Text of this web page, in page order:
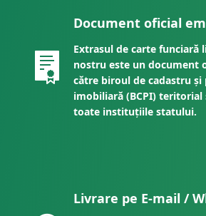
Document oficial
Extrasul de carte funciară
nostru este un document
către biroul de cadastru
imobiliară (BCPI) teritorial
toate instituțiile statului.
Livrare pe E-mail /